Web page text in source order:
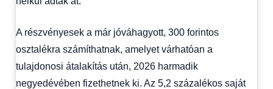
A részvényesek a már jóváhagyott, 300 forintos
osztalékra számíthatnak, amelyet várhatóan a
tulajdonosi átalakítás után, 2026 harmadik
negyedévében fizethetnek ki. Az 5,2 százalékos saját